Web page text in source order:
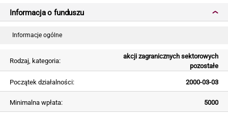
Informacja o funduszu
Informacje ogólne
Rodzaj, kategoria:
akcji zagranicznych sektorowych
pozostałe
Początek działalności: 2000-03-03
Minimalna wpłata: 5000